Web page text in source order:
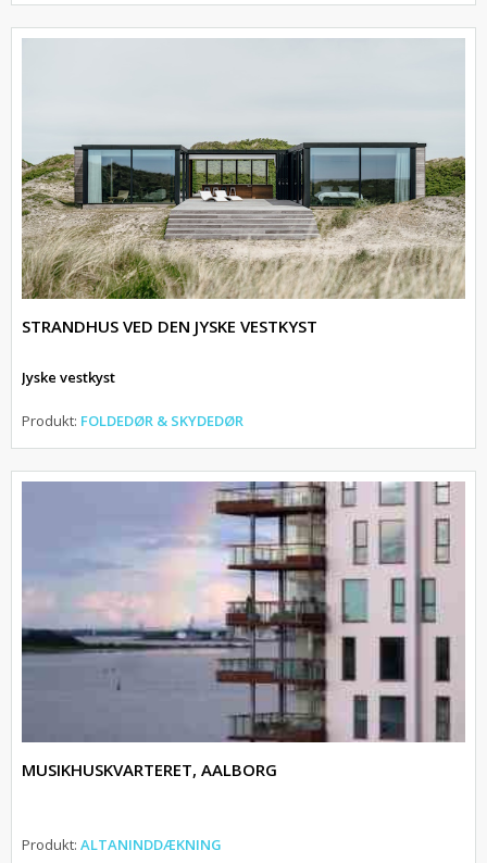
STRANDHUS VED DEN JYSKE VESTKYST
Jyske vestkyst
Produkt: FOLDEDØR & SKYDEDØR
MUSIKHUSKVARTERET, AALBORG
Produkt: ALTANINDDÆKNING